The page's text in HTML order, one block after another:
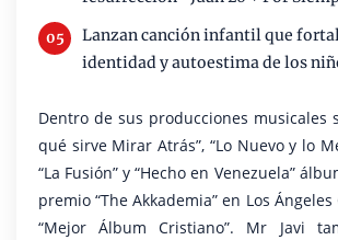
Lanzan canción infantil que
identidad y autoestima de los
Dentro de sus producciones musicales
qué sirve Mirar Atrás”, “Lo Nuevo y lo
“La Fusión” y “Hecho en Venezuela”
premio “The Akkademia” en Los
“Mejor Álbum Cristiano”. Mr Javi